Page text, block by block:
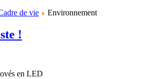
de vie Environnement
!
en LED